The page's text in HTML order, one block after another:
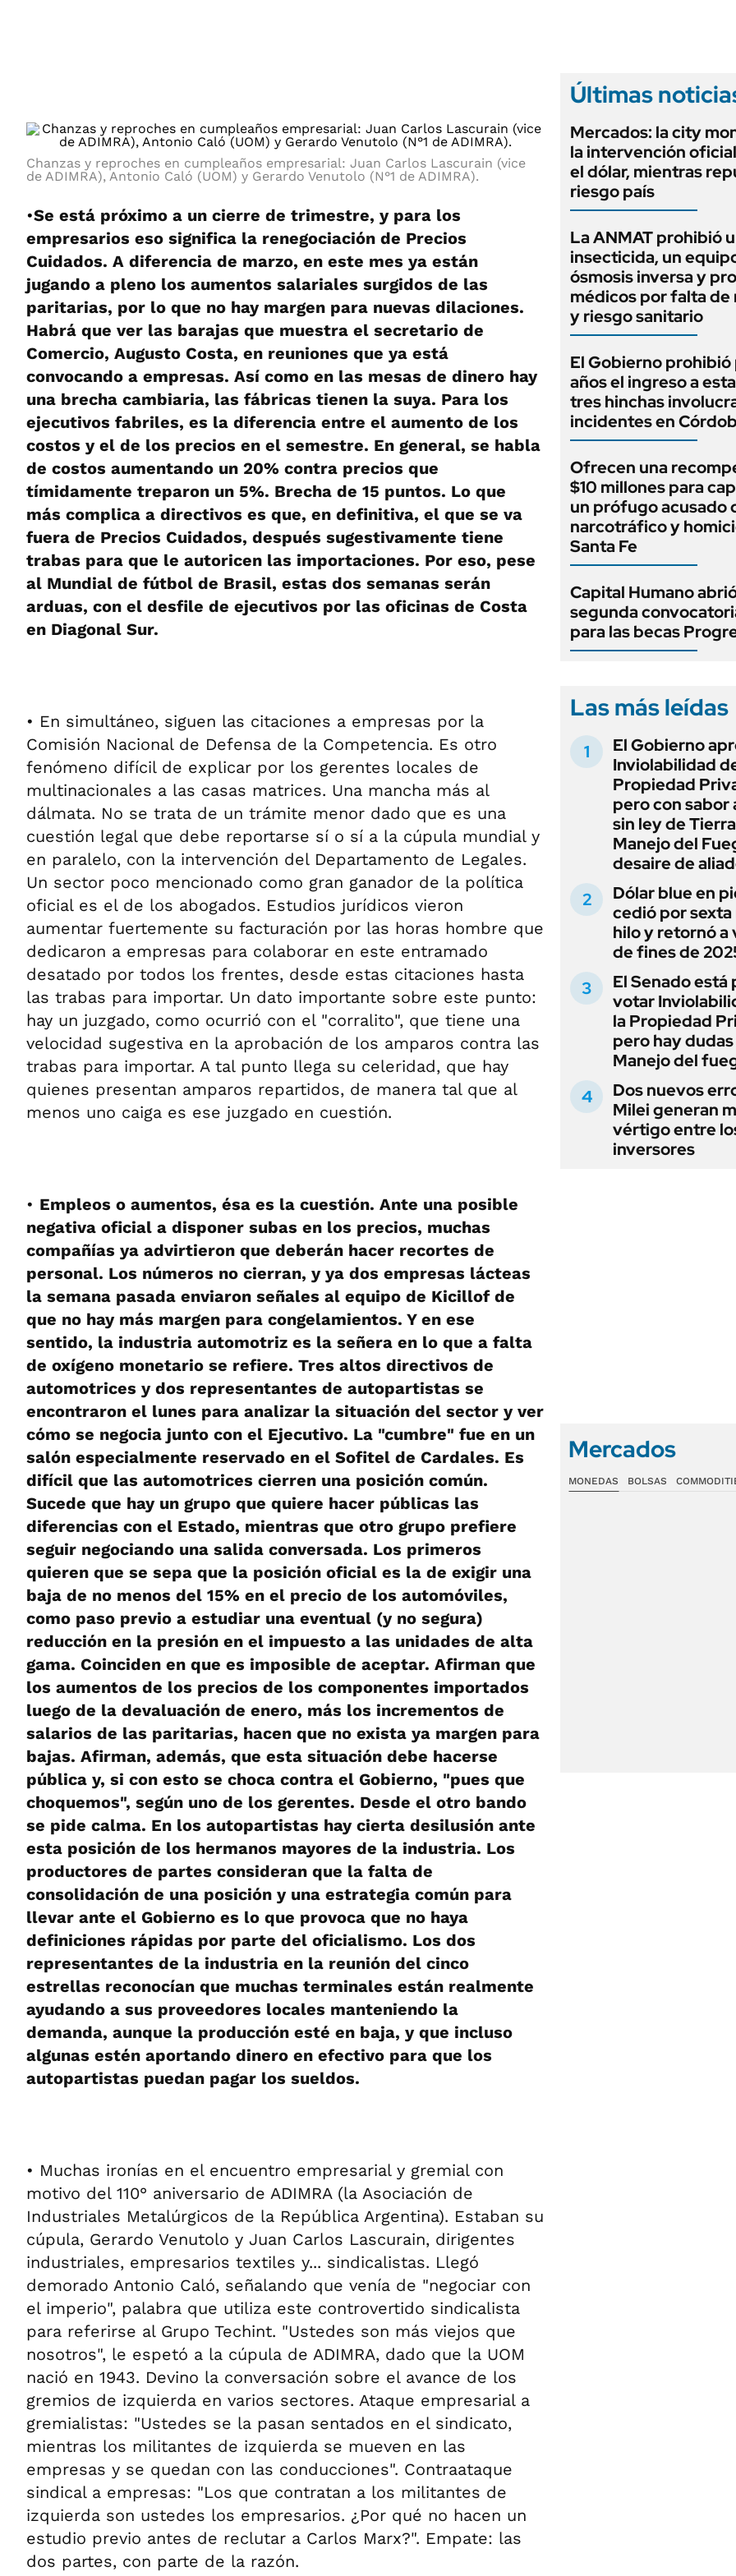
Chanzas y reproches en cumpleaños empresarial: Juan Carlos Lascurain (vice
de ADIMRA), Antonio Caló (UOM) y Gerardo Venutolo (N°1 de ADIMRA).
•Se está próximo a un cierre de trimestre, y para los
empresarios eso significa la renegociación de Precios
Cuidados. A diferencia de marzo, en este mes ya están
jugando a pleno los aumentos salariales surgidos de las
paritarias, por lo que no hay margen para nuevas dilaciones.
Habrá que ver las barajas que muestra el secretario de
Comercio, Augusto Costa, en reuniones que ya está
convocando a empresas. Así como en las mesas de dinero hay
una brecha cambiaria, las fábricas tienen la suya. Para los
ejecutivos fabriles, es la diferencia entre el aumento de los
costos y el de los precios en el semestre. En general, se habla
de costos aumentando un 20% contra precios que
tímidamente treparon un 5%. Brecha de 15 puntos. Lo que
más complica a directivos es que, en definitiva, el que se va
fuera de Precios Cuidados, después sugestivamente tiene
trabas para que le autoricen las importaciones. Por eso, pese
al Mundial de fútbol de Brasil, estas dos semanas serán
arduas, con el desfile de ejecutivos por las oficinas de Costa
en Diagonal Sur.
• En simultáneo, siguen las citaciones a empresas por la
Comisión Nacional de Defensa de la Competencia. Es otro
fenómeno difícil de explicar por los gerentes locales de
multinacionales a las casas matrices. Una mancha más al
dálmata. No se trata de un trámite menor dado que es una
cuestión legal que debe reportarse sí o sí a la cúpula mundial y
en paralelo, con la intervención del Departamento de Legales.
Un sector poco mencionado como gran ganador de la política
oficial es el de los abogados. Estudios jurídicos vieron
aumentar fuertemente su facturación por las horas hombre que
dedicaron a empresas para colaborar en este entramado
desatado por todos los frentes, desde estas citaciones hasta
las trabas para importar. Un dato importante sobre este punto:
hay un juzgado, como ocurrió con el "corralito", que tiene una
velocidad sugestiva en la aprobación de los amparos contra las
trabas para importar. A tal punto llega su celeridad, que hay
quienes presentan amparos repartidos, de manera tal que al
menos uno caiga es ese juzgado en cuestión.
• Empleos o aumentos, ésa es la cuestión. Ante una posible
negativa oficial a disponer subas en los precios, muchas
compañías ya advirtieron que deberán hacer recortes de
personal. Los números no cierran, y ya dos empresas lácteas
la semana pasada enviaron señales al equipo de Kicillof de
que no hay más margen para congelamientos. Y en ese
sentido, la industria automotriz es la señera en lo que a falta
de oxígeno monetario se refiere. Tres altos directivos de
automotrices y dos representantes de autopartistas se
encontraron el lunes para analizar la situación del sector y ver
cómo se negocia junto con el Ejecutivo. La "cumbre" fue en un
salón especialmente reservado en el Sofitel de Cardales. Es
difícil que las automotrices cierren una posición común.
Sucede que hay un grupo que quiere hacer públicas las
diferencias con el Estado, mientras que otro grupo prefiere
seguir negociando una salida conversada. Los primeros
quieren que se sepa que la posición oficial es la de exigir una
baja de no menos del 15% en el precio de los automóviles,
como paso previo a estudiar una eventual (y no segura)
reducción en la presión en el impuesto a las unidades de alta
gama. Coinciden en que es imposible de aceptar. Afirman que
los aumentos de los precios de los componentes importados
luego de la devaluación de enero, más los incrementos de
salarios de las paritarias, hacen que no exista ya margen para
bajas. Afirman, además, que esta situación debe hacerse
pública y, si con esto se choca contra el Gobierno, "pues que
choquemos", según uno de los gerentes. Desde el otro bando
se pide calma. En los autopartistas hay cierta desilusión ante
esta posición de los hermanos mayores de la industria. Los
productores de partes consideran que la falta de
consolidación de una posición y una estrategia común para
llevar ante el Gobierno es lo que provoca que no haya
definiciones rápidas por parte del oficialismo. Los dos
representantes de la industria en la reunión del cinco
estrellas reconocían que muchas terminales están realmente
ayudando a sus proveedores locales manteniendo la
demanda, aunque la producción esté en baja, y que incluso
algunas estén aportando dinero en efectivo para que los
autopartistas puedan pagar los sueldos.
• Muchas ironías en el encuentro empresarial y gremial con
motivo del 110° aniversario de ADIMRA (la Asociación de
Industriales Metalúrgicos de la República Argentina). Estaban su
cúpula, Gerardo Venutolo y Juan Carlos Lascurain, dirigentes
industriales, empresarios textiles y... sindicalistas. Llegó
demorado Antonio Caló, señalando que venía de "negociar con
el imperio", palabra que utiliza este controvertido sindicalista
para referirse al Grupo Techint. "Ustedes son más viejos que
nosotros", le espetó a la cúpula de ADIMRA, dado que la UOM
nació en 1943. Devino la conversación sobre el avance de los
gremios de izquierda en varios sectores. Ataque empresarial a
gremialistas: "Ustedes se la pasan sentados en el sindicato,
mientras los militantes de izquierda se mueven en las
empresas y se quedan con las conducciones". Contraataque
sindical a empresas: "Los que contratan a los militantes de
izquierda son ustedes los empresarios. ¿Por qué no hacen un
estudio previo antes de reclutar a Carlos Marx?". Empate: las
dos partes, con parte de la razón.
Últimas
Mercados: la city
la intervención
el dólar, mientras
riesgo país
La ANMAT prohibió
insecticida, un
ósmosis inversa y
médicos por falta
y riesgo sanitario
El Gobierno
años el ingreso a
tres hinchas
incidentes en
Ofrecen una
$10 millones para
un prófugo acusado
narcotráfico y
Santa Fe
Capital Humano
segunda
para las becas
Las más leídas
El Gobierno
Inviolabilidad
Propiedad
pero con sabor
sin ley de
Manejo del
desaire de
Dólar blue en
cedió por sexta
hilo y retornó a
de fines de
El Senado está
votar
la Propiedad
pero hay
Manejo del
Dos nuevos
Milei generan
vértigo entre
inversores
Mercados
MONEDAS BOLSAS